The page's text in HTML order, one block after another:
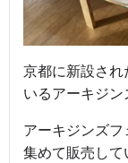
京都に新設さ
いるアーキジン
アーキジンズ
集めて販売して